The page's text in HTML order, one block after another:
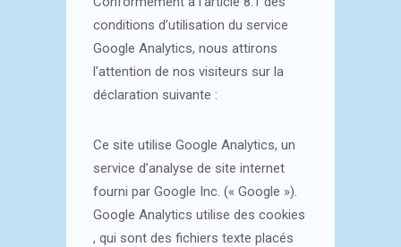
conditions d’utilisation du service
Google Analytics, nous attirons
l’attention de nos visiteurs sur la
déclaration suivante :
Ce site utilise Google Analytics, un
service d’analyse de site internet
fourni par Google Inc. (« Google »).
Google Analytics utilise des cookies
, qui sont des fichiers texte placés